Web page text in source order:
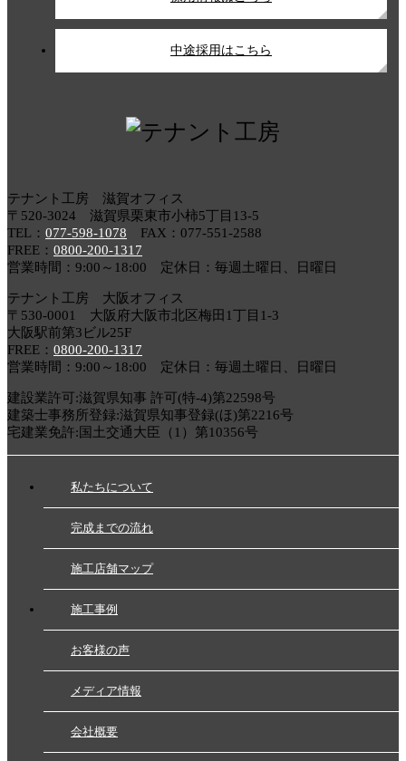
中途採用はこちら
テナント工房 滋賀オフィス
〒520-3024 滋賀県栗東市小柿5丁目13-5
TEL： 077-598-1078 FAX：077-551-2588
FREE： 0800-200-1317
営業時間：9:00～18:00 定休日：毎週土曜日、日曜日
テナント工房 大阪オフィス
〒530-0001 大阪府大阪市北区梅田1丁目1-3
大阪駅前第3ビル25F
FREE： 0800-200-1317
営業時間：9:00～18:00 定休日：毎週土曜日、日曜日
建設業許可:滋賀県知事 許可(特-4)第22598号
建築士事務所登録:滋賀県知事登録(ほ)第2216号
宅建業免許:国土交通大臣（1）第10356号
私たちについて
完成までの流れ
施工店舗マップ
施工事例
お客様の声
メディア情報
会社概要